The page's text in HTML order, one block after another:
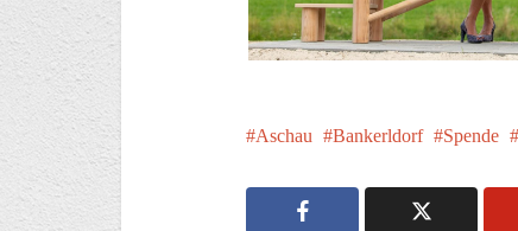
Aschau Bankerldorf Spende